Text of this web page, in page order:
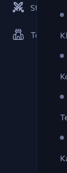
Strategier
Tower